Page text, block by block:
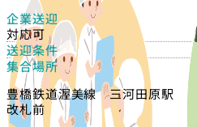
企業送迎
対応可
送迎条件
集合場所
豊橋鉄道渥美線 三河田原駅
改札前